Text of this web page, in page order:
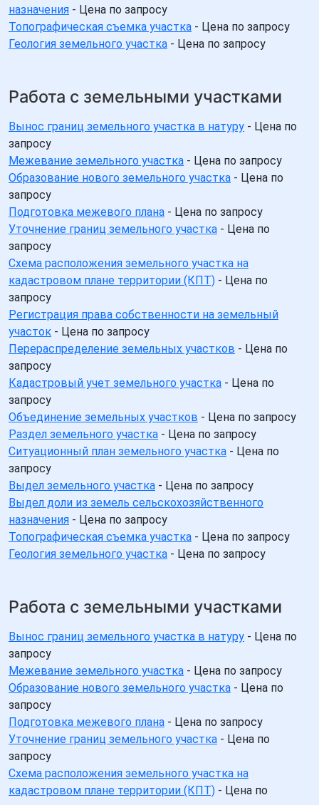
назначения - Цена по запросу
Топографическая съемка участка - Цена по запросу
Геология земельного участка - Цена по запросу
Работа с земельными участками
Вынос границ земельного участка в натуру - Цена по
запросу
Межевание земельного участка - Цена по запросу
Образование нового земельного участка - Цена по
запросу
Подготовка межевого плана - Цена по запросу
Уточнение границ земельного участка - Цена по
запросу
Схема расположения земельного участка на
кадастровом плане территории (КПТ) - Цена по
запросу
Регистрация права собственности на земельный
участок - Цена по запросу
Перераспределение земельных участков - Цена по
запросу
Кадастровый учет земельного участка - Цена по
запросу
Объединение земельных участков - Цена по запросу
Раздел земельного участка - Цена по запросу
Ситуационный план земельного участка - Цена по
запросу
Выдел земельного участка - Цена по запросу
Выдел доли из земель сельскохозяйственного
назначения - Цена по запросу
Топографическая съемка участка - Цена по запросу
Геология земельного участка - Цена по запросу
Работа с земельными участками
Вынос границ земельного участка в натуру - Цена по
запросу
Межевание земельного участка - Цена по запросу
Образование нового земельного участка - Цена по
запросу
Подготовка межевого плана - Цена по запросу
Уточнение границ земельного участка - Цена по
запросу
Схема расположения земельного участка на
кадастровом плане территории (КПТ) - Цена по